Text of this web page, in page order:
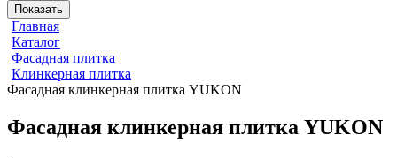
Показать
Главная
Каталог
Фасадная плитка
Клинкерная плитка
Фасадная клинкерная плитка YUKON
Фасадная клинкерная плитка YUKON